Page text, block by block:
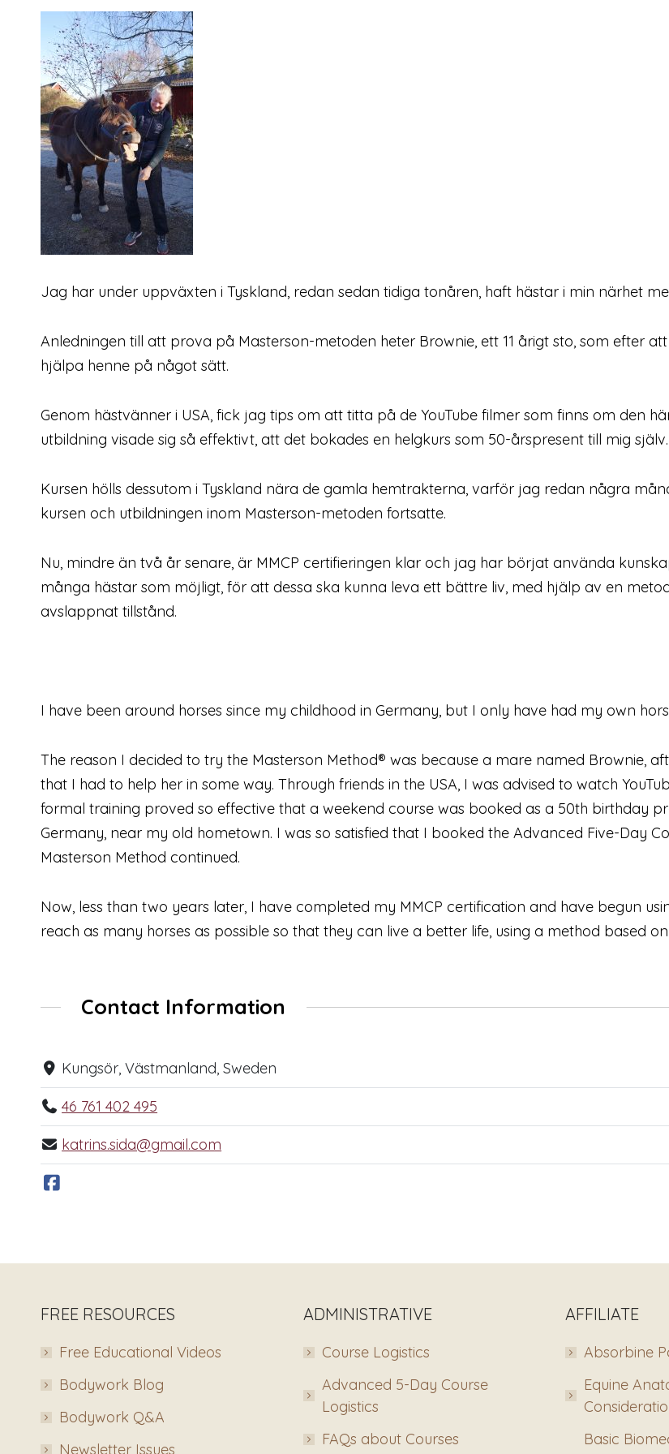
Jag har under uppväxten i Tyskland, redan sedan tidiga tonåren, haft hästar i min närhet
Anledningen till att prova på Masterson-metoden heter Brownie, ett 11 årigt sto, som efter
hjälpa henne på något sätt.
Genom hästvänner i USA, fick jag tips om att titta på de YouTube filmer som finns om den
utbildning visade sig så effektivt, att det bokades en helgkurs som 50-årspresent till mig själv.
Kursen hölls dessutom i Tyskland nära de gamla hemtrakterna, varför jag redan några
kursen och utbildningen inom Masterson-metoden fortsatte.
Nu, mindre än två år senare, är MMCP certifieringen klar och jag har börjat använda
många hästar som möjligt, för att dessa ska kunna leva ett bättre liv, med hjälp av en
avslappnat tillstånd.
I have been around horses since my childhood in Germany, but I only have had my own
The reason I decided to try the Masterson Method® was because a mare named Brownie,
that I had to help her in some way. Through friends in the USA, I was advised to watch
formal training proved so effective that a weekend course was booked as a 50th birthday
Germany, near my old hometown. I was so satisfied that I booked the Advanced Five-Day
Masterson Method continued.
Now, less than two years later, I have completed my MMCP certification and have begun
reach as many horses as possible so that they can live a better life, using a method based
Contact Information
Kungsör, Västmanland, Sweden
46 761 402 495
katrins.sida@gmail.com
FREE RESOURCES
Free Educational Videos
Bodywork Blog
Bodywork Q&A
Newsletter Issues
ADMINISTRATIVE
Course Logistics
Advanced 5-Day Course
Logistics
FAQs about Courses
AFFILIATE
Absorbine
Equine
Basic